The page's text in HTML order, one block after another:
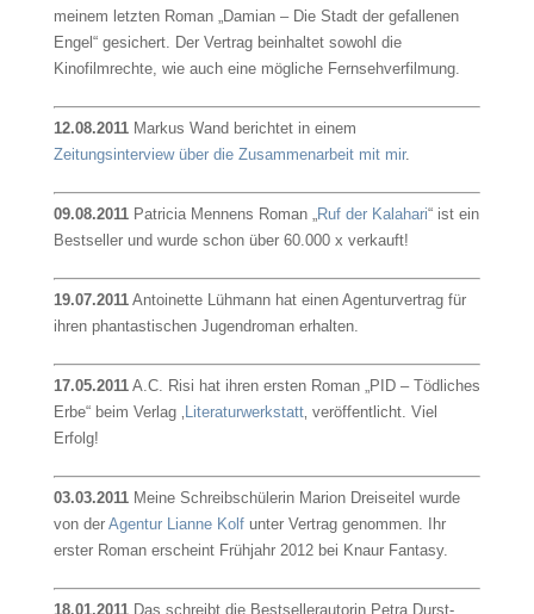
meinem letzten Roman „Damian – Die Stadt der gefallenen
Engel“ gesichert. Der Vertrag beinhaltet sowohl die
Kinofilmrechte, wie auch eine mögliche Fernsehverfilmung.
12.08.2011Markus Wand berichtet in einem
Zeitungsinterview über die Zusammenarbeit mit mir.
09.08.2011Patricia Mennens Roman „Ruf der Kalahari“ ist ein
Bestseller und wurde schon über 60.000 x verkauft!
19.07.2011Antoinette Lühmann hat einen Agenturvertrag für
ihren phantastischen Jugendroman erhalten.
17.05.2011A.C. Risi hat ihren ersten Roman „PID – Tödliches
Erbe“ beim Verlag ‚ Literaturwerkstatt‚ veröffentlicht. Viel
Erfolg!
03.03.2011Meine Schreibschülerin Marion Dreiseitel wurde
von der Agentur Lianne Kolfunter Vertrag genommen. Ihr
erster Roman erscheint Frühjahr 2012 bei Knaur Fantasy.
18.01.2011Das schreibt die Bestsellerautorin Petra Durst-